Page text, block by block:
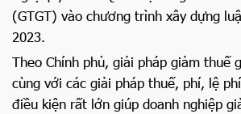
(GTGT) vào chương trình xây dựng
2023.
Theo Chính phủ, giải pháp giảm thuế
cùng với các giải pháp thuế, phí, lệ
điều kiện rất lớn giúp doanh nghiệp